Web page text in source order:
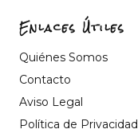
Enlaces Útiles
Quiénes Somos
Contacto
Aviso Legal
Política de Privacidad